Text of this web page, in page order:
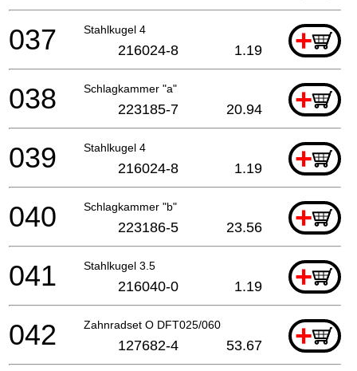
Stahlkugel 4 +
037 216024-8 1.19
Schlagkammer "a" +
038 223185-7 20.94
Stahlkugel 4 +
039 216024-8 1.19
Schlagkammer "b" +
040 223186-5 23.56
Stahlkugel 3.5 +
041 216040-0 1.19
Zahnradset O DFT025/060 +
042 127682-4 53.67